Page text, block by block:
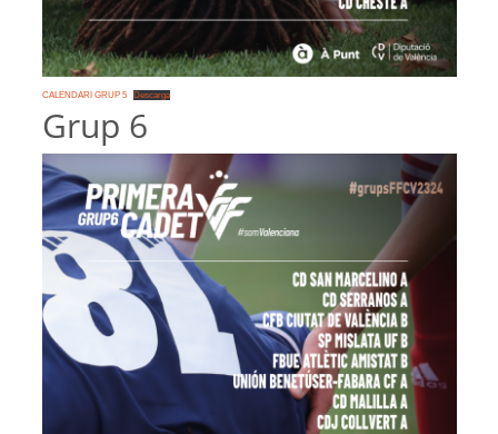
CALENDARI GRUP 5 Descarga
Grup 6